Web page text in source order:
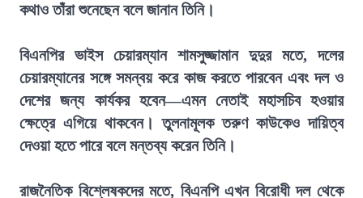
কথাও তাঁরা শুনেছেন বলে জানান তিনি।
বিএনপির ভাইস চেয়ারম্যান শামসুজ্জামান দুদুর মতে, দলের
চেয়ারম্যানের সঙ্গে সমন্বয় করে কাজ করতে পারবেন এবং দল ও
দেশের জন্য কার্যকর হবেন—এমন নেতাই মহাসচিব হওয়ার
ক্ষেত্রে এগিয়ে থাকবেন। তুলনামূলক তরুণ কাউকেও দায়িত্ব
দেওয়া হতে পারে বলে মন্তব্য করেন তিনি।
রাজনৈতিক বিশ্লেষকদের মতে, বিএনপি এখন বিরোধী দল থেকে